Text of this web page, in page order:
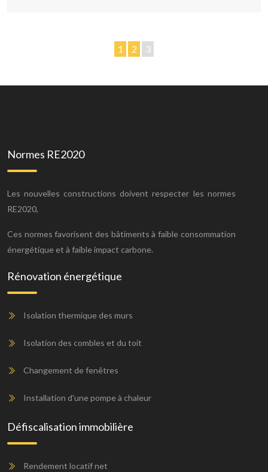
1 2 3
Normes RE2020
Les nouvelles constructions doivent respecter les normes
RE2020,
Ces normes favorisent des bâtiments à faible consommation
énergétique et à faible impact carbone.
Rénovation énergétique
Isolation thermique des murs
Isolation des combles et du toit
Changement de fenêtres
Installation d'une pompe à chaleur
Défiscalisation immobilière
Rendement locatif net